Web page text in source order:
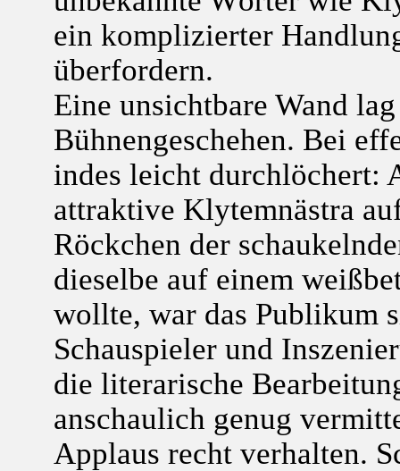
ein komplizierter
überfordern.
Eine unsichtbare Wand
Bühnengeschehen. Bei
indes leicht durchlöchert:
attraktive Klytemnästra
Röckchen der
dieselbe auf einem
wollte, war das Publikum
Schauspieler und
die literarische
anschaulich genug
Applaus recht verhalten.